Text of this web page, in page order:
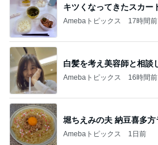
キツくなってきたスカー
Amebaトピックス 17時間前
白髪を考え美容師と相談
Amebaトピックス 16時間前
堀ちえみの夫 納豆喜多方
Amebaトピックス 1日前